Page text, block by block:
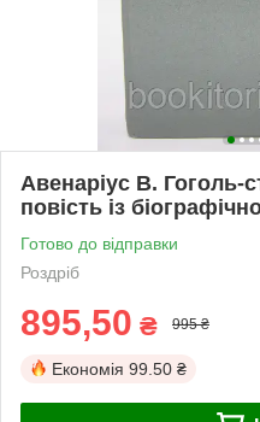
Авенаріус В. Гоголь-
повість із
Готово до відправки
Роздріб
895,50 ₴ 995 ₴
Економія 99.50 ₴